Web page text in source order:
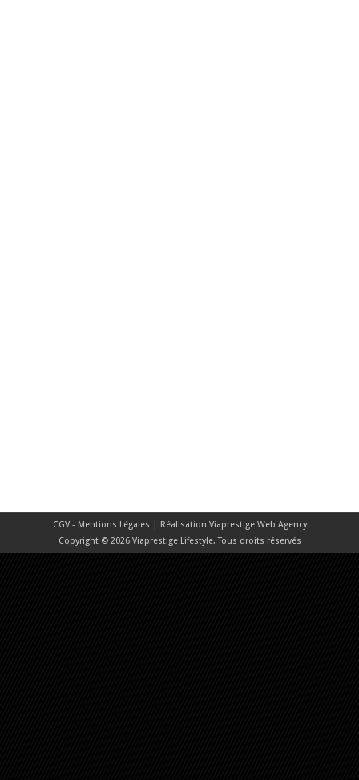
CGV - Mentions Légales | Réalisation Viaprestige Web Agency
Copyright © 2026 Viaprestige Lifestyle, Tous droits réservés